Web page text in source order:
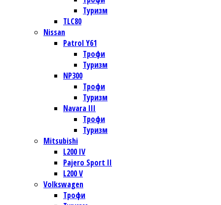
Туризм
TLC80
Nissan
Patrol Y61
Трофи
Туризм
NP300
Трофи
Туризм
Navara III
Трофи
Туризм
Mitsubishi
L200 IV
Pajero Sport II
L200 V
Volkswagen
Трофи